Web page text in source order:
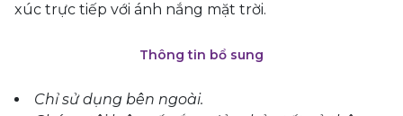
xúc trực tiếp với ánh nắng mặt trời.
Thông tin bổ sung
Chỉ sử dụng bên ngoài.